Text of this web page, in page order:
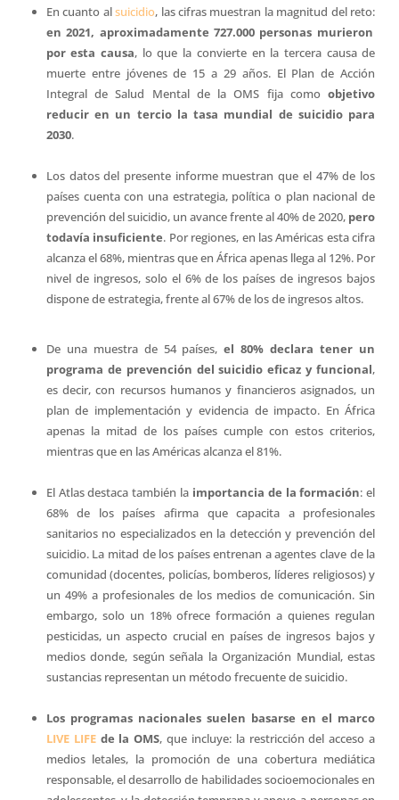
En cuanto alsuicidio, las cifras muestran la magnitud del reto:
en 2021, aproximadamente 727.000 personas murieron
por esta causa, lo que la convierte en la tercera causa de
muerte entre jóvenes de 15 a 29 años. El Plan de Acción
Integral de Salud Mental de la OMS fija comoobjetivo
reducir en un tercio la tasa mundial de suicidio para
2030.
Los datos del presente informe muestran que el 47% de los
países cuenta con una estrategia, política o plan nacional de
prevención del suicidio, un avance frente al 40% de 2020, pero
todavía insuficiente. Por regiones, en las Américas esta cifra
alcanza el 68%, mientras que en África apenas llega al 12%. Por
nivel de ingresos, solo el 6% de los países de ingresos bajos
dispone de estrategia, frente al 67% de los de ingresos altos.
De una muestra de 54 países,el 80% declara tener un
programa de prevención del suicidio eficaz y funcional,
es decir, con recursos humanos y financieros asignados, un
plan de implementación y evidencia de impacto. En África
apenas la mitad de los países cumple con estos criterios,
mientras que en las Américas alcanza el 81%.
El Atlas destaca también la importancia de la formación: el
68% de los países afirma que capacita a profesionales
sanitarios no especializados en la detección y prevención del
suicidio. La mitad de los países entrenan a agentes clave de la
comunidad (docentes, policías, bomberos, líderes religiosos) y
un 49% a profesionales de los medios de comunicación. Sin
embargo, solo un 18% ofrece formación a quienes regulan
pesticidas, un aspecto crucial en países de ingresos bajos y
medios donde, según señala la Organización Mundial, estas
sustancias representan un método frecuente de suicidio.
Los programas nacionales suelen basarse en el marco
LIVE LIFEde la OMS, que incluye: la restricción del acceso a
medios letales, la promoción de una cobertura mediática
responsable, el desarrollo de habilidades socioemocionales en